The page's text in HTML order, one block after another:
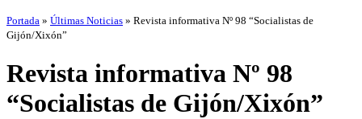
Portada » Últimas Noticias » Revista informativa Nº 98 “Socialistas de
Gijón/Xixón”
Revista informativa Nº 98
“Socialistas de Gijón/Xixón”